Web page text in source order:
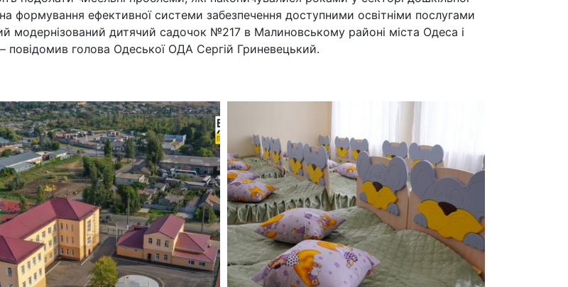
формування ефективної системи забезпечення доступними освітніми послугами
модернізований дитячий садочок №217 в Малиновському районі міста Одеса і
повідомив голова Одеської ОДА Сергій Гриневецький.